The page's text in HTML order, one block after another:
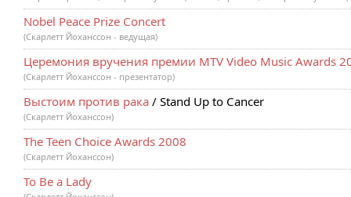
Nobel Peace Prize Concert
(Скарлетт Йоханссон - ведущая)
Церемония вручения премии MTV Video Music Awards
(Скарлетт Йоханссон - презентатор)
Выстоим против рака / Stand Up to Cancer
(Скарлетт Йоханссон)
The Teen Choice Awards 2008
(Скарлетт Йоханссон)
To Be a Lady